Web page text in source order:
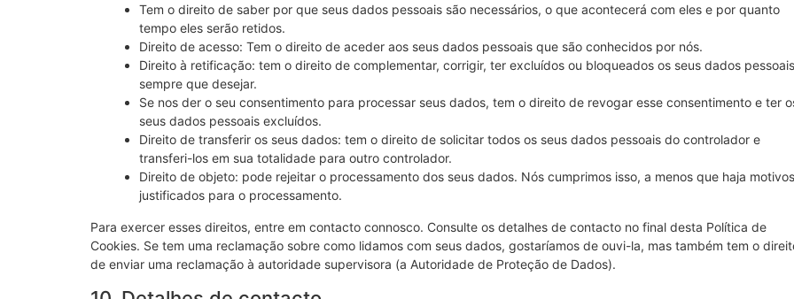
Tem o direito de saber por que seus dados pessoais são necessários, o que acontecerá com eles e por quanto
tempo eles serão retidos.
Direito de acesso: Tem o direito de aceder aos seus dados pessoais que são conhecidos por nós.
Direito à retificação: tem o direito de complementar, corrigir, ter excluídos ou bloqueados os seus dados pessoais
sempre que desejar.
Se nos der o seu consentimento para processar seus dados, tem o direito de revogar esse consentimento e ter
seus dados pessoais excluídos.
Direito de transferir os seus dados: tem o direito de solicitar todos os seus dados pessoais do controlador e
transferi-los em sua totalidade para outro controlador.
Direito de objeto: pode rejeitar o processamento dos seus dados. Nós cumprimos isso, a menos que haja motivos
justificados para o processamento.
Para exercer esses direitos, entre em contacto connosco. Consulte os detalhes de contacto no final desta Política de
Cookies. Se tem uma reclamação sobre como lidamos com seus dados, gostaríamos de ouvi-la, mas também tem o
de enviar uma reclamação à autoridade supervisora (a Autoridade de Proteção de Dados).